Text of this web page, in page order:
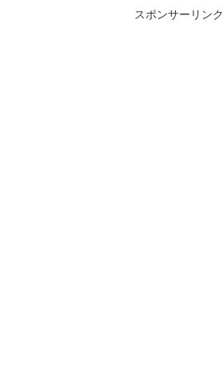
スポンサーリンク